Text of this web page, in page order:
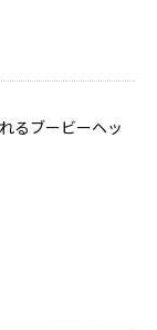
るブービーヘッ